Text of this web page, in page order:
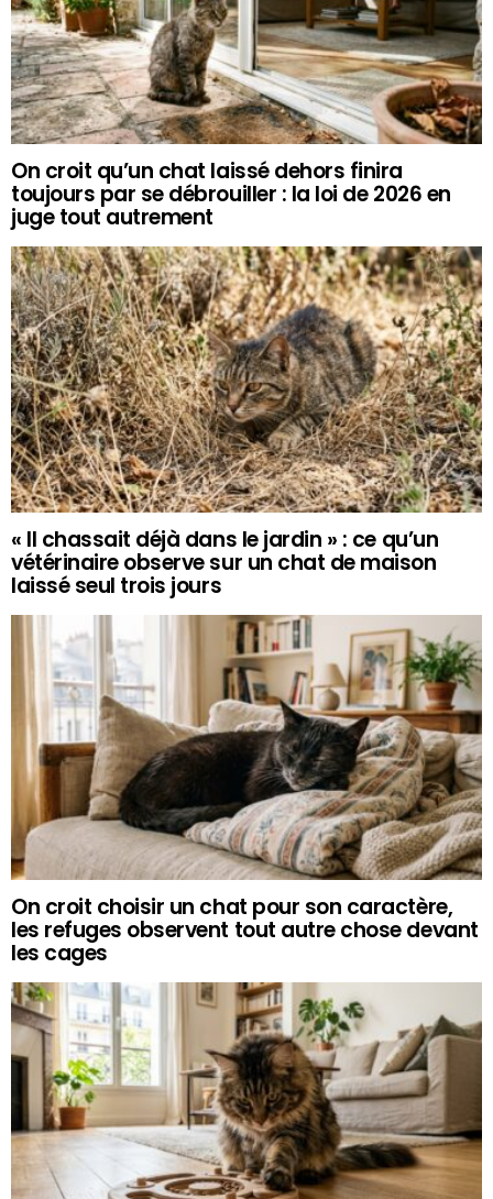
On croit qu’un chat laissé dehors finira
toujours par se débrouiller : la loi de 2026 en
juge tout autrement
« Il chassait déjà dans le jardin » : ce qu’un
vétérinaire observe sur un chat de maison
laissé seul trois jours
On croit choisir un chat pour son caractère,
les refuges observent tout autre chose devant
les cages